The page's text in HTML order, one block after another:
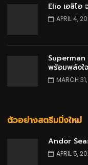
Elio เอลิโอ
APRIL 4,
Superman
พร้อมพลังใ
MARCH
ตัวอย่างสตรีมมิ่งใหม่
Andor
APRIL 5,